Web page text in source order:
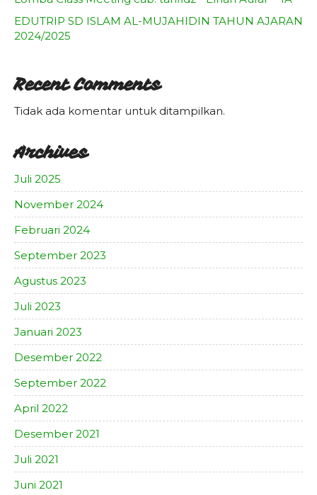
EDUTRIP SD ISLAM AL-MUJAHIDIN TAHUN AJARAN
2024/2025
Recent Comments
Tidak ada komentar untuk ditampilkan.
Archives
Juli 2025
November 2024
Februari 2024
September 2023
Agustus 2023
Juli 2023
Januari 2023
Desember 2022
September 2022
April 2022
Desember 2021
Juli 2021
Juni 2021